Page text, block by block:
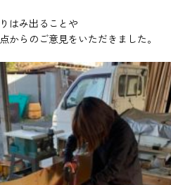
はみ出ることや
らのご意見をいただきました。